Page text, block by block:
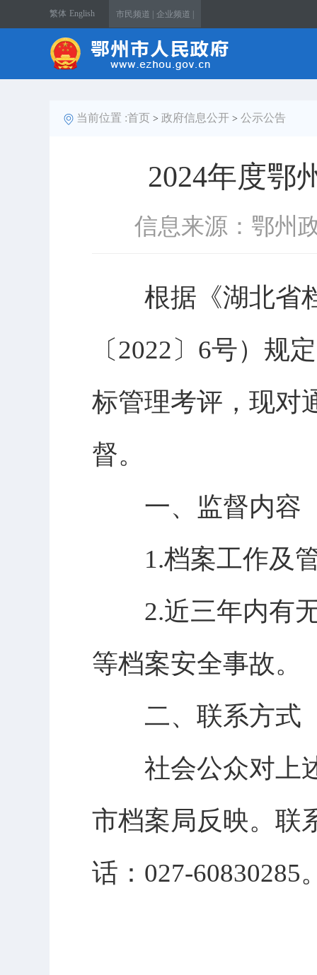
繁体 English 市民频道 | 企业频道 |
当前位置 :首页 > 政府信息公开 > 公示公告
2024年度鄂
信息来源：鄂州
根据《湖北省档
〔2022〕6号）规
标管理考评，现对
督。
一、监督内容
1.档案工作及管
2.近三年内有无
等档案安全事故。
二、联系方式
社会公众对上述
市档案局反映。联
话：027-60830285